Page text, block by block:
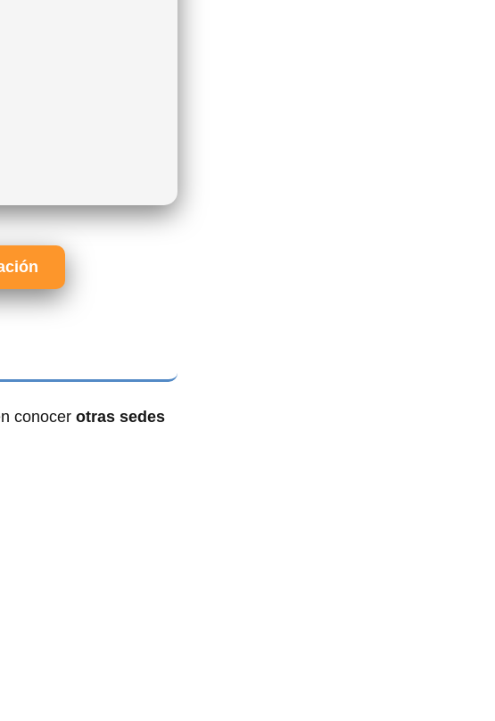
conocer otras sedes